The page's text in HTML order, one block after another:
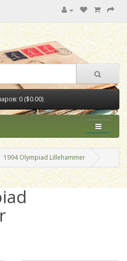
0 ($0.00)
1994 Olympiad Lillehammer